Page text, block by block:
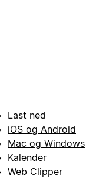
Last ned
iOS og Android
Mac og Windows
Kalender
Web Clipper